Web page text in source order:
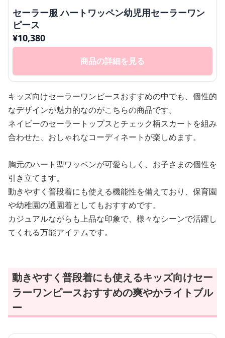
セーラー服 ハートワッペン幼児用セーラーワン
ピース
¥10,380
商品の詳細を見る
キッズ向けセーラーワンピースおすすめの中でも、個性的
なデザインが魅力的なのがこちらの商品です。
ネイビーのセーラートップスとチェック柄スカートを組み
合わせた、おしゃれなコーディネートが楽しめます。
胸元のハート型ワッペンが可愛らしく、お子さまの個性を
引き立てます。
動きやすく普段着にも使える機能性を備えており、保育園
や幼稚園の通園着としてもおすすめです。
カジュアルながらも上品な印象で、様々なシーンで活躍し
てくれる万能アイテムです。
動きやすく普段着にも使えるキッズ向けセー
ラーワンピースおすすめの爽やかライトブル
ー